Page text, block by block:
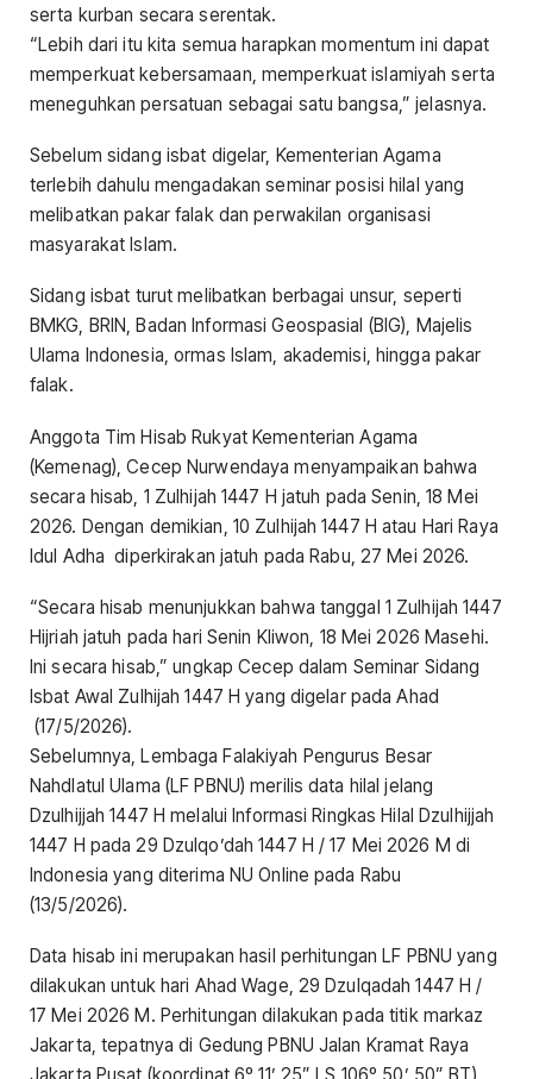
serta kurban secara serentak.
“Lebih dari itu kita semua harapkan momentum ini dapat
memperkuat kebersamaan, memperkuat islamiyah serta
meneguhkan persatuan sebagai satu bangsa,” jelasnya.
Sebelum sidang isbat digelar, Kementerian Agama
terlebih dahulu mengadakan seminar posisi hilal yang
melibatkan pakar falak dan perwakilan organisasi
masyarakat Islam.
Sidang isbat turut melibatkan berbagai unsur, seperti
BMKG, BRIN, Badan Informasi Geospasial (BIG), Majelis
Ulama Indonesia, ormas Islam, akademisi, hingga pakar
falak.
Anggota Tim Hisab Rukyat Kementerian Agama
(Kemenag), Cecep Nurwendaya menyampaikan bahwa
secara hisab, 1 Zulhijah 1447 H jatuh pada Senin, 18 Mei
2026. Dengan demikian, 10 Zulhijah 1447 H atau Hari Raya
Idul Adha diperkirakan jatuh pada Rabu, 27 Mei 2026.
“Secara hisab menunjukkan bahwa tanggal 1 Zulhijah 1447
Hijriah jatuh pada hari Senin Kliwon, 18 Mei 2026 Masehi.
Ini secara hisab,” ungkap Cecep dalam Seminar Sidang
Isbat Awal Zulhijah 1447 H yang digelar pada Ahad
(17/5/2026).
Sebelumnya, Lembaga Falakiyah Pengurus Besar
Nahdlatul Ulama (LF PBNU) merilis data hilal jelang
Dzulhijjah 1447 H melalui Informasi Ringkas Hilal Dzulhijjah
1447 H pada 29 Dzulqo’dah 1447 H / 17 Mei 2026 M di
Indonesia yang diterima NU Online pada Rabu
(13/5/2026).
Data hisab ini merupakan hasil perhitungan LF PBNU yang
dilakukan untuk hari Ahad Wage, 29 Dzulqadah 1447 H /
17 Mei 2026 M. Perhitungan dilakukan pada titik markaz
Jakarta, tepatnya di Gedung PBNU Jalan Kramat Raya